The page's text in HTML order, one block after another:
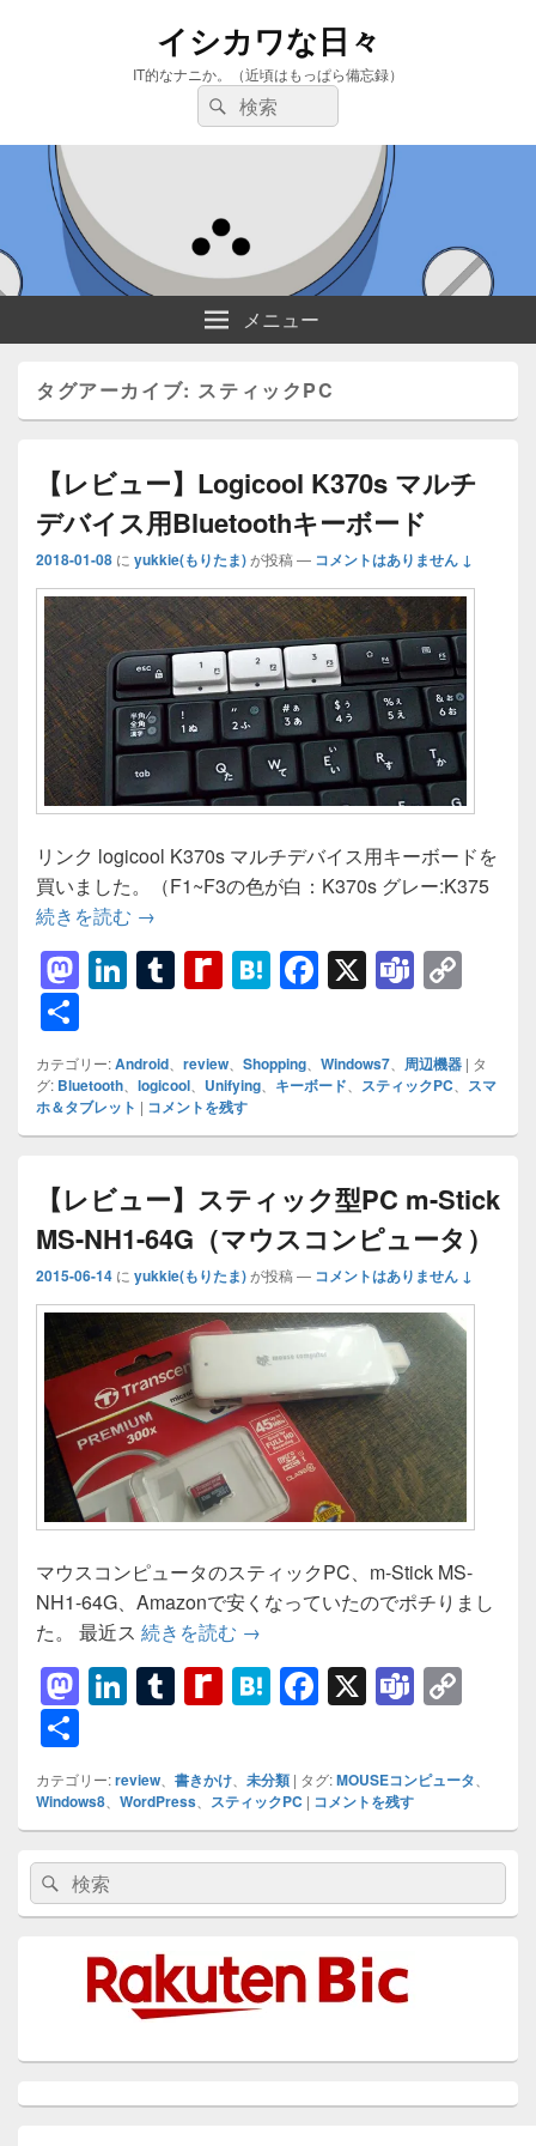
イシカワな日々
IT的なナニか。（近頃はもっぱら備忘録）
検
索:
検
索
メニュー
タグアーカイブ: スティックPC
【レビュー】Logicool K370s マルチ
デバイス用Bluetoothキーボード
2018-01-08 に yukkie(もりたま)が投稿 — コメントはありません ↓
リンク logicool K370s マルチデバイス用キーボードを
買いました。（F1~F3の色が白：K370s グレー:K375
続きを読む 【レビュー】Logicool K370s マルチデバイス
→
M
st
o
d
n
Li
k
e
dI
T
m
bl
r
R
di
ff
M
P
a
g
e
H
e
n
a
F
c
e
b
o
k
X T
a
m
s
p
y
Li
k
有
カテゴリー:Android review Shopping Windows7 周辺機器 | タ
グ: Bluetooth logicool Unifying キーボード スティックPC
スマ
ホ＆タブレット | コメントを残す
【レビュー】スティック型PC m-Stick
MS-NH1-64G（マウスコンピュータ）
2015-06-14 に yukkie(もりたま)が投稿 — コメントはありません ↓
マウスコンピュータのスティックPC、m-Stick MS-
NH1-64G、Amazonで安くなっていたのでポチりまし
た。 最近ス 続きを読む 【レビュー】スティック型PC
→
M
st
o
d
o
n
Li
k
e
dI
n
T
m
bl
r
R
di
ff
M
y
P
a
g
e
H
e
n
a
F
c
e
b
o
o
k
X T
a
m
s
p
y
Li
n
k
有
カテゴリー:review 書きかけ 未分類 | タグ:MOUSEコンピュータ
Windows8 WordPress スティックPC | コメントを残す
メ
ン
サ
ィ
検
索:
検
索